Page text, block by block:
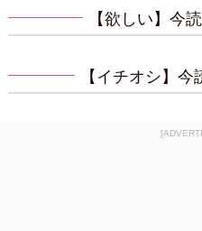
【欲しい】今
【イチオシ】